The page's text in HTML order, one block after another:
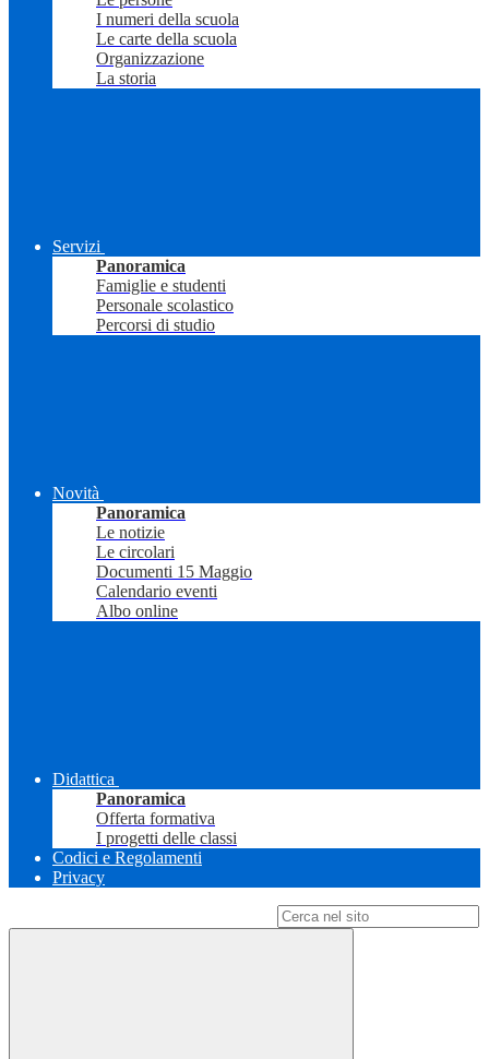
I numeri della scuola
Le carte della scuola
Organizzazione
La storia
Servizi
Panoramica
Famiglie e studenti
Personale scolastico
Percorsi di studio
Novità
Panoramica
Le notizie
Le circolari
Documenti 15 Maggio
Calendario eventi
Albo online
Didattica
Panoramica
Offerta formativa
I progetti delle classi
Codici e Regolamenti
Privacy